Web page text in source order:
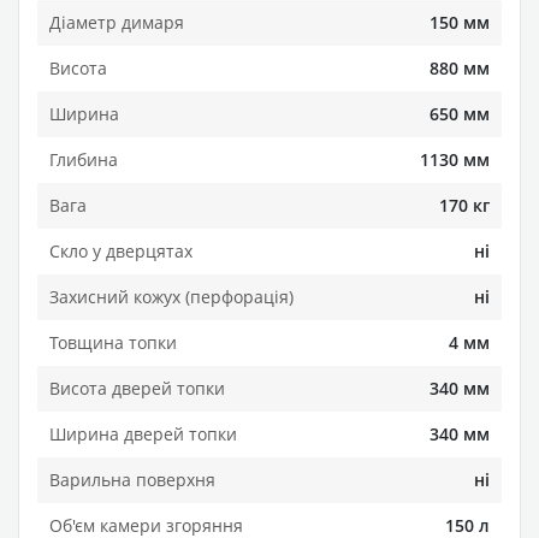
Діаметр димаря
150 мм
Висота
880 мм
Ширина
650 мм
Глибина
1130 мм
Вага
170 кг
Скло у дверцятах
ні
Захисний кожух (перфорація)
ні
Товщина топки
4 мм
Висота дверей топки
340 мм
Ширина дверей топки
340 мм
Варильна поверхня
ні
Об'єм камери згоряння
150 л